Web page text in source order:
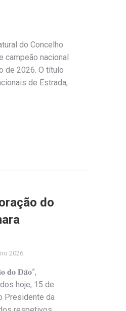
do Concelho
campeão nacional
de 2026. O título
de Estrada,
do
2026
𝐝𝐨 𝐃𝐚̃𝐨”,
hoje, 15 de
Presidente da